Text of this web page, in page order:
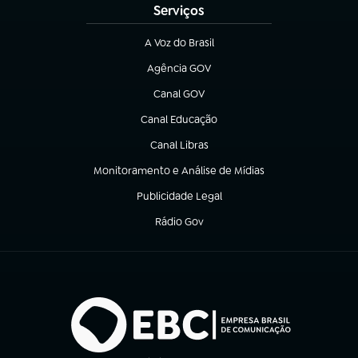
Serviços
A Voz do Brasil
(abre em nova aba)
Agência GOV
(abre em nova aba)
Canal GOV
(abre em nova aba)
Canal Educação
(abre em nova aba)
Canal Libras
(abre em nova aba)
Monitoramento e Análise de Mídias
(abre em nova aba)
Publicidade Legal
(abre em nova aba)
Rádio Gov
(abre em nova aba)